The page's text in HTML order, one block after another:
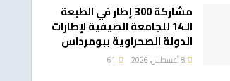
مشاركة 300 إطار في الطبعة
الـ14 للجامعة الصيفية لإطارات
الدولة الصحراوية ببومرداس